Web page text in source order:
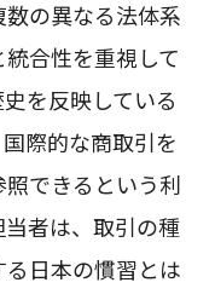
の異なる法体系
合性を重視して
を反映している
際的な商取引を
できるという利
者は、取引の種
日本の慣習とは